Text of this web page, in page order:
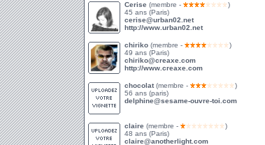
Cerise (membre -
)
45 ans (Paris)
cerise@urban02.net
http://www.urban02.net
chiriko (membre -
)
49 ans (Paris)
chiriko@creaxe.com
http://www.creaxe.com
chocolat(membre -
)
56 ans (paris)
delphine@sesame-ouvre-toi.com
claire (membre -
)
48 ans (Paris)
claire@anotherlight.com